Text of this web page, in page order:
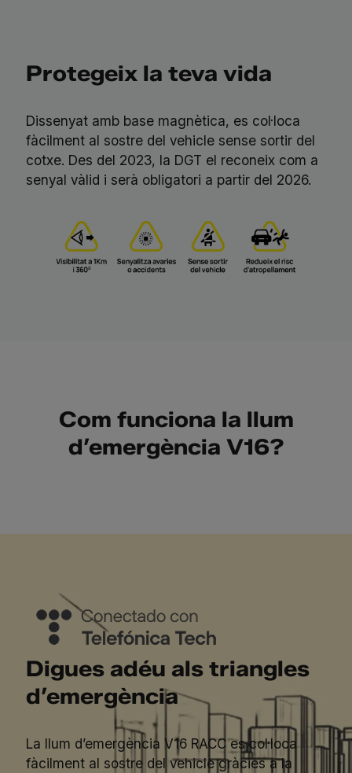
Protegeix la teva vida
Dissenyat amb base magnètica, es col·loca
fàcilment al sostre del vehicle sense sortir del
cotxe. Des del 2023, la DGT el reconeix com a
senyal vàlid i serà obligatori a partir del 2026.
Com funciona la llum
d’emergència V16?
Digues adéu als triangles
d’emergència
La llum d’emergència V16 RACC es col·loca
fàcilment al sostre del vehicle gràcies a la